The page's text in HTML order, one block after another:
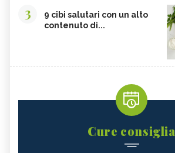
3
9 cibi salutari con un alto
contenuto di...
Cure consiglia